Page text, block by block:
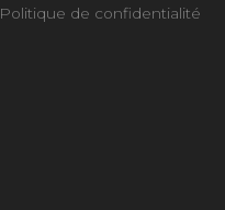
Politique de confidentialité